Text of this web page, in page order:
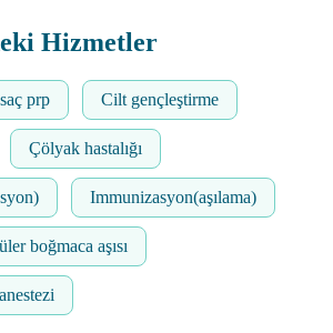
Hizmetler
prp Cilt gençleştirme
Çölyak hastalığı
Immunizasyon(aşılama)
boğmaca aşısı